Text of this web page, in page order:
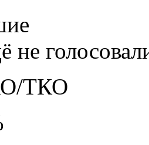
не
ТКО